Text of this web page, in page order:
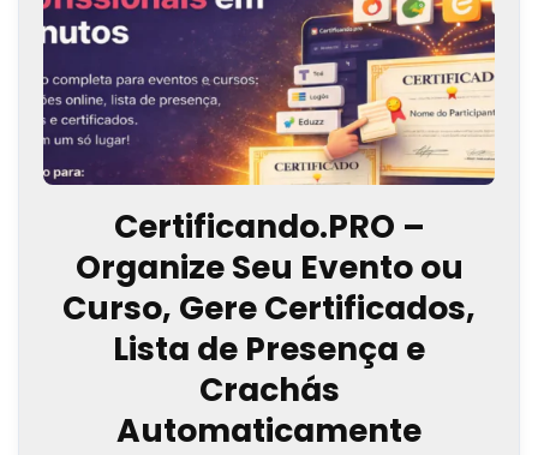
Certificando.PRO –
Organize Seu Evento ou
Curso, Gere Certificados,
Lista de Presença e
Crachás
Automaticamente